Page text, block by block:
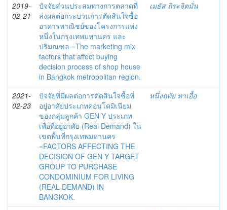
2019-
02-21
ปัจจัยส่วนประสมทางการตลาดที่
ส่งผลต่อกระบวนการตัดสินใจซื้อ
อาคารพาณิชย์ของโครงการแห่ง
หนึ่งในกรุงเทพมหานคร และ
ปริมณฑล =The marketing mix
factors that affect buying
decision process of shop house
in Bangkok metropolitan region.
เมธัส ถิระจิตมั่น
2021-
02-23
ปัจจัยที่มีผลต่อการตัดสินใจซื้อที่
อยู่อาศัยประเภทคอนโดมิเนียม
ของกลุ่มลูกค้า GEN Y ประเภท
เพื่อที่อยู่อาศัย (Real Demand) ใน
เขตพื้นที่กรุงเทพมหานคร
=FACTORS AFFECTING THE
DECISION OF GEN Y TARGET
GROUP TO PURCHASE
CONDOMINIUM FOR LIVING
(REAL DEMAND) IN
BANGKOK.
หนึ่งฤทัย ทาเอื้อ